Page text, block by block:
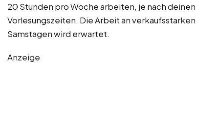
20 Stunden pro Woche arbeiten, je nach deinen
Vorlesungszeiten. Die Arbeit an verkaufsstarken
Samstagen wird erwartet.
Anzeige